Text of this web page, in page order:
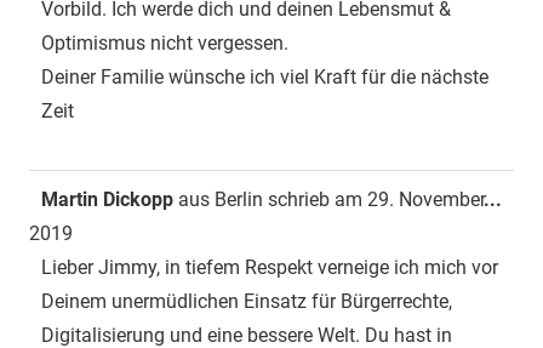
Vorbild. Ich werde dich und deinen Lebensmut &
Optimismus nicht vergessen.
Deiner Familie wünsche ich viel Kraft für die nächste
Zeit
Martin Dickopp aus Berlin schrieb am 29. November
2019
Lieber Jimmy, in tiefem Respekt verneige ich mich vor
Deinem unermüdlichen Einsatz für Bürgerrechte,
Digitalisierung und eine bessere Welt. Du hast in
...